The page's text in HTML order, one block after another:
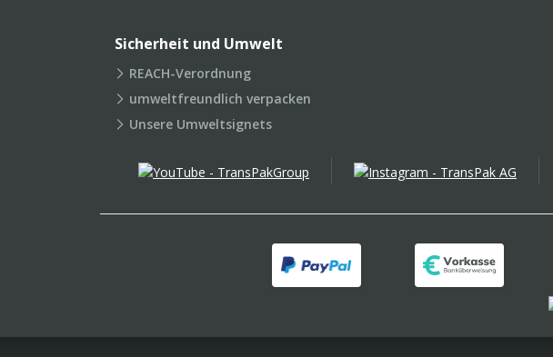
Sicherheit und Umwelt
REACH-Verordnung
umweltfreundlich verpacken
Unsere Umweltsignets